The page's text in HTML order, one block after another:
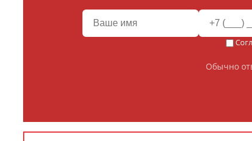
Обычно